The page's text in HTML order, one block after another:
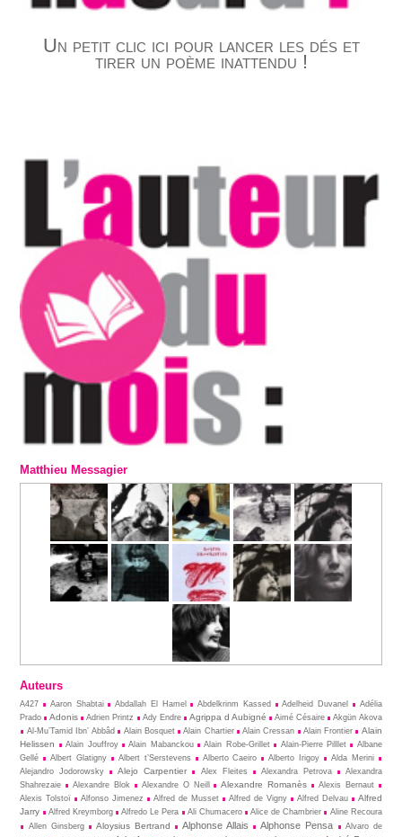
Un petit clic ici pour lancer les dés et
tirer un poème inattendu !
Matthieu Messagier
Auteurs
A427 Aaron Shabtai Abdallah El Hamel Abdelkrinm Kassed Adelheid Duvanel
Adélia
Prado
Adonis Adrien Printz Ady Endre Agrippa d Aubigné Aimé Césaire
Akgün Akova
Al-Mu’Tamid Ibn’ Abbâd
Alain Bosquet Alain Chartier Alain Cressan Alain Frontier
Alain
Helissen
Alain Jouffroy Alain Mabanckou Alain Robe-Grillet Alain-Pierre Pilllet
Albane
Gellé
Albert Glatigny Albert t’Serstevens Alberto Caeiro Alberto Irigoy
Alda Merini
Alejandro Jodorowsky
Alejo Carpentier Alex Fleites Alexandra Petrova
Alexandra
Shahrezaie
Alexandre Blok Alexandre O Neill Alexandre Romanès
Alexis Bernaut
Alexis Tolstoï
Alfonso Jimenez Alfred de Musset Alfred de Vigny Alfred Delvau
Alfred
Jarry
Alfred Kreymborg Alfredo Le Pera Ali Chumacero Alice de Chambrier
Aline Recoura
Allen Ginsberg
Aloysius Bertrand Alphonse Allais Alphonse Pensa
Alvaro de